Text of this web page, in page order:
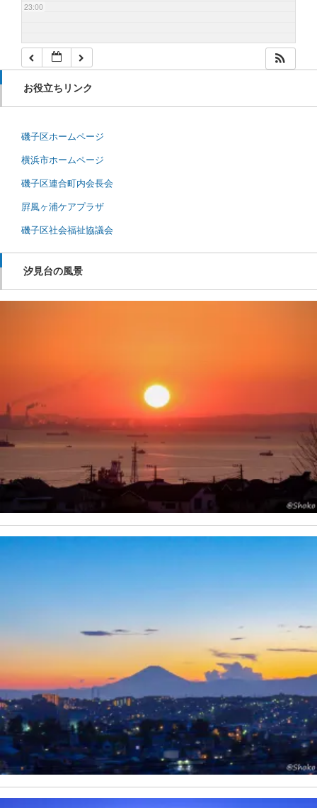
23:00
お役立ちリンク
磯子区ホームページ
横浜市ホームページ
磯子区連合町内会長会
屛風ヶ浦ケアプラザ
磯子区社会福祉協議会
汐見台の風景